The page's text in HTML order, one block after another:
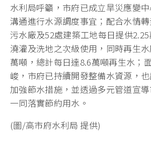
水利局呼籲，市府已成立旱災應變
溝通進行水源調度事宜；配合水情
污水廠及52處建築工地每日提供
澆灌及洗地之次級使用，同時再生
萬噸，總計每日達8.6萬噸再生水；
峻，市府已持續開發整備水資源，
加強節水措施，並透過多元管道宣
一同落實節約用水。
(圖/高市府水利局 提供)